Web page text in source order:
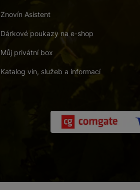
Znovín Asistent
Dárkové poukazy na e-shop
Můj privátní box
Katalog vín, služeb a informací